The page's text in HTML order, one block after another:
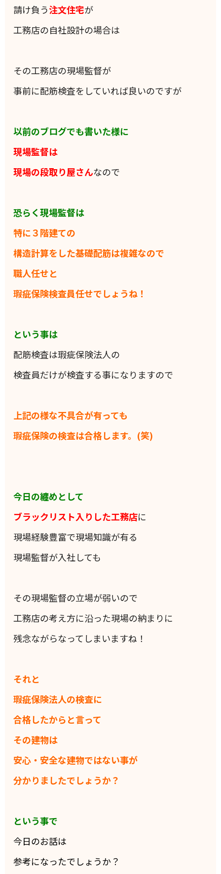
請け負う注文住宅が
工務店の自社設計の場合は
その工務店の現場監督が
事前に配筋検査をしていれば良いのですが
以前のブログでも書いた様に
現場監督は
現場の段取り屋さんなので
恐らく現場監督は
特に３階建ての
構造計算をした基礎配筋は複雑なので
職人任せと
瑕疵保険検査員任せでしょうね！
という事は
配筋検査は瑕疵保険法人の
検査員だけが検査する事になりますので
上記の様な不具合が有っても
瑕疵保険の検査は合格します。(笑)
今日の纏めとして
ブラックリスト入りした工務店に
現場経験豊富で現場知識が有る
現場監督が入社しても
その現場監督の立場が弱いので
工務店の考え方に沿った現場の納まりに
残念ながらなってしまいますね！
それと
瑕疵保険法人の検査に
合格したからと言って
その建物は
安心・安全な建物ではない事が
分かりましたでしょうか？
という事で
今日のお話は
参考になったでしょうか？